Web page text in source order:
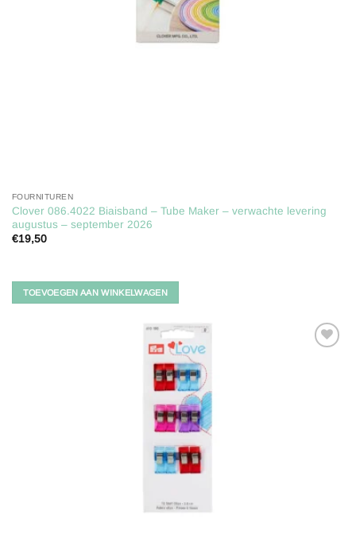
FOURNITUREN
Clover 086.4022 Biaisband – Tube Maker – verwachte levering
augustus – september 2026
€19,50
TOEVOEGEN AAN WINKELWAGEN